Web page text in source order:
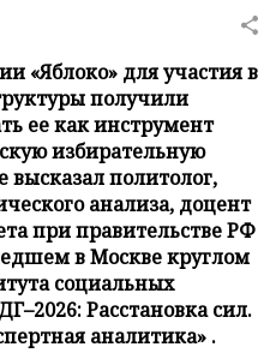
«Яблоко» для участия в
получили
ее как инструмент
избирательную
политолог,
анализа, доцент
при правительстве РФ
в Москве круглом
социальных
Расстановка сил.
аналитика» .